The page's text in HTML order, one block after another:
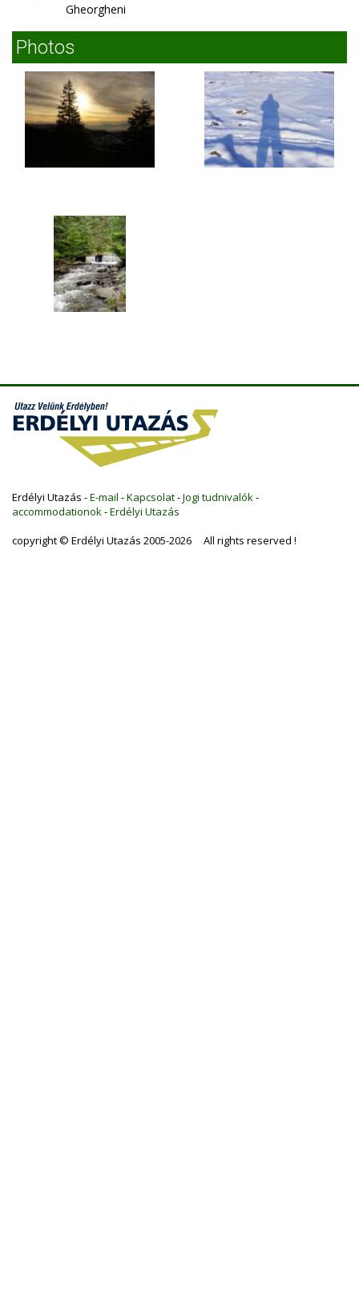
Gheorgheni
Photos
Erdélyi Utazás -E-mail -Kapcsolat-Jogi tudnivalók -
accommodationok -Erdélyi Utazás
copyright © Erdélyi Utazás 2005-2026 All rights reserved !